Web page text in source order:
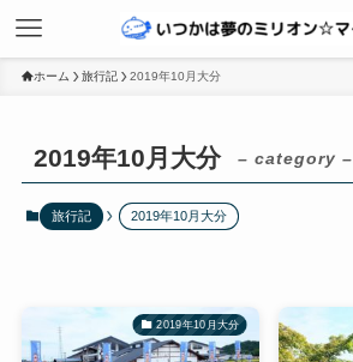
ホーム 旅行記 2019年10月大分
2019年10月大分 – category –
旅行記 2019年10月大分
2019年10月大分